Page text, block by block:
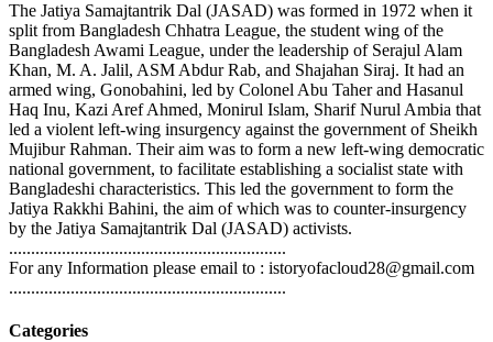
The Jatiya Samajtantrik Dal (JASAD) was formed in 1972 when it
split from Bangladesh Chhatra League, the student wing of the
Bangladesh Awami League, under the leadership of Serajul Alam
Khan, M. A. Jalil, ASM Abdur Rab, and Shajahan Siraj. It had an
armed wing, Gonobahini, led by Colonel Abu Taher and Hasanul
Haq Inu, Kazi Aref Ahmed, Monirul Islam, Sharif Nurul Ambia that
led a violent left-wing insurgency against the government of Sheikh
Mujibur Rahman. Their aim was to form a new left-wing democratic
national government, to facilitate establishing a socialist state with
Bangladeshi characteristics. This led the government to form the
Jatiya Rakkhi Bahini, the aim of which was to counter-insurgency
by the Jatiya Samajtantrik Dal (JASAD) activists.
...............................................................
For any Information please email to : istoryofacloud28@gmail.com
...............................................................
Categories